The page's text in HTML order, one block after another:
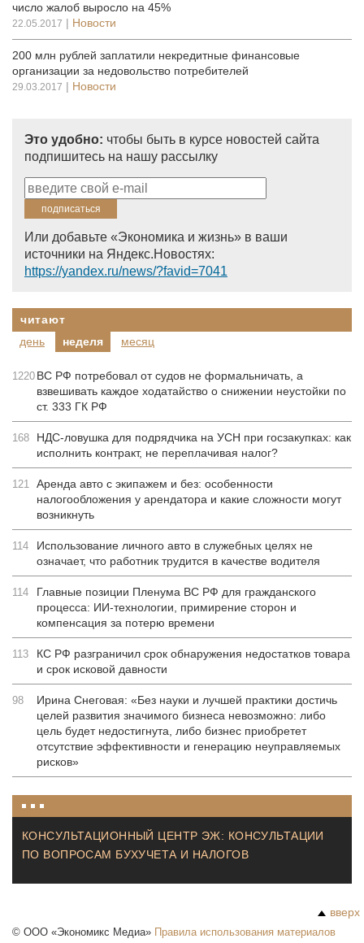
число жалоб выросло на 45%
22.05.2017 | Новости
200 млн рублей заплатили некредитные финансовые
организации за недовольство потребителей
29.03.2017 | Новости
Это удобно: чтобы быть в курсе новостей сайта
подпишитесь на нашу рассылку
Или добавьте «Экономика и жизнь» в ваши
источники на Яндекс.Новостях:
https://yandex.ru/news/?favid=7041
читают
день
неделя месяц
1220 ВС РФ потребовал от судов не формальничать, а
взвешивать каждое ходатайство о снижении неустойки по
ст. 333 ГК РФ
168
НДС-ловушка для подрядчика на УСН при госзакупках: как
исполнить контракт, не переплачивая налог?
121 Аренда авто с экипажем и без: особенности
налогообложения у арендатора и какие сложности могут
возникнуть
114
Использование личного авто в служебных целях не
означает, что работник трудится в качестве водителя
114
Главные позиции Пленума ВС РФ для гражданского
процесса: ИИ-технологии, примирение сторон и
компенсация за потерю времени
113
КС РФ разграничил срок обнаружения недостатков товара
и срок исковой давности
98
Ирина Снеговая: «Без науки и лучшей практики достичь
целей развития значимого бизнеса невозможно: либо
цель будет недостигнута, либо бизнес приобретет
отсутствие эффективности и генерацию неуправляемых
рисков»
КОНСУЛЬТАЦИОННЫЙ ЦЕНТР ЭЖ: КОНСУЛЬТАЦИИ
ПО ВОПРОСАМ БУХУЧЕТА И НАЛОГОВ
вверх
© ООО «Экономикс Медиа» Правила использования материалов